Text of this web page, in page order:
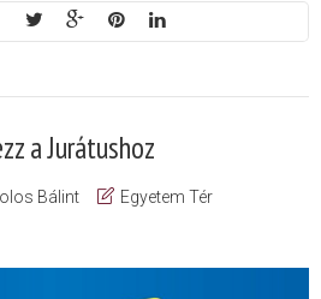
a Jurátushoz
Bálint
Egyetem Tér